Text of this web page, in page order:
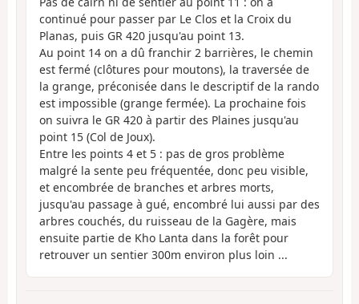
continué pour passer par Le Clos et la Croix du
Planas, puis GR 420 jusqu'au point 13.
Au point 14 on a dû franchir 2 barrières, le chemin
est fermé (clôtures pour moutons), la traversée de
la grange, préconisée dans le descriptif de la rando
est impossible (grange fermée). La prochaine fois
on suivra le GR 420 à partir des Plaines jusqu'au
point 15 (Col de Joux).
Entre les points 4 et 5 : pas de gros problème
malgré la sente peu fréquentée, donc peu visible,
et encombrée de branches et arbres morts,
jusqu'au passage à gué, encombré lui aussi par des
arbres couchés, du ruisseau de la Gagère, mais
ensuite partie de Kho Lanta dans la forêt pour
retrouver un sentier 300m environ plus loin ...